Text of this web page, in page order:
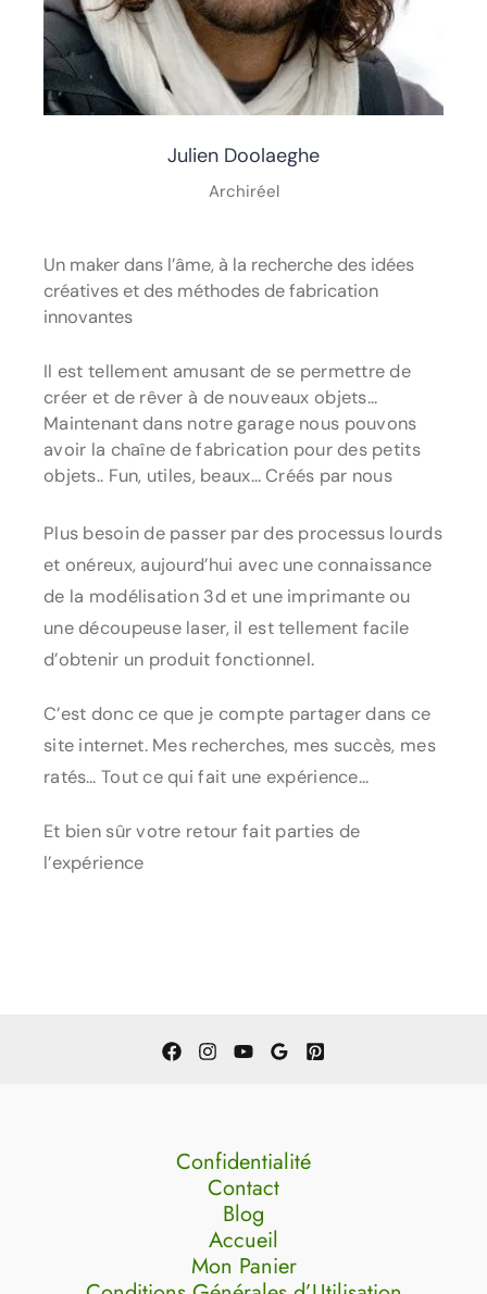
Julien Doolaeghe
Archiréel
Un maker dans l’âme, à la recherche des idées
créatives et des méthodes de fabrication
innovantes
Il est tellement amusant de se permettre de
créer et de rêver à de nouveaux objets…
Maintenant dans notre garage nous pouvons
avoir la chaîne de fabrication pour des petits
objets.. Fun, utiles, beaux… Créés par nous
Plus besoin de passer par des processus lourds
et onéreux, aujourd’hui avec une connaissance
de la modélisation 3d et une imprimante ou
une découpeuse laser, il est tellement facile
d’obtenir un produit fonctionnel.
C’est donc ce que je compte partager dans ce
site internet. Mes recherches, mes succès, mes
ratés… Tout ce qui fait une expérience…
Et bien sûr votre retour fait parties de
l’expérience
Confidentialité
Contact
Blog
Accueil
Mon Panier